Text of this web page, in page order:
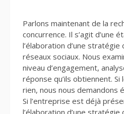
Parlons maintenant de la
concurrence. Il s’agit d’une
l’élaboration d’une
réseaux sociaux. Nous
niveau d’engagement,
réponse qu’ils obtiennent.
rien, nous nous demandons
Si l’entreprise est déjà
l’élaboration d’une